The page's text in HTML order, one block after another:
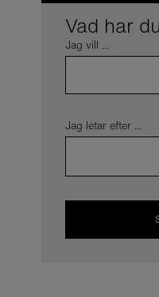
Vad har
Jag vill ...
Jag letar efter ...